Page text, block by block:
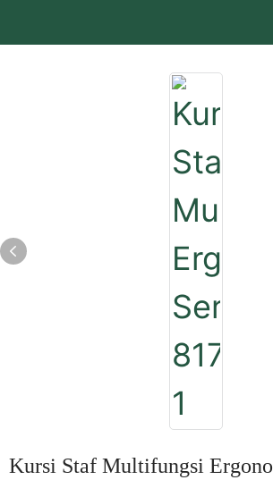
Kursi Staf Multifungsi